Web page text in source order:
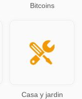
Bitcoins
Casa y jardin